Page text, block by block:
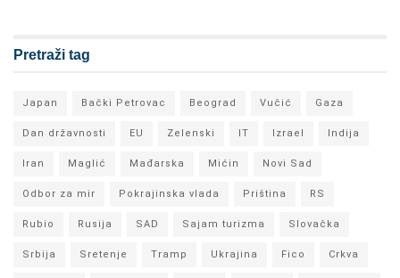
Pretraži tag
Japan Bački Petrovac Beograd Vučić Gaza
Dan državnosti EU Zelenski IT Izrael Indija
Iran Maglić Mađarska Mićin Novi Sad
Odbor za mir Pokrajinska vlada Priština RS
Rubio Rusija SAD Sajam turizma Slovačka
Srbija Sretenje Tramp Ukrajina Fico Crkva